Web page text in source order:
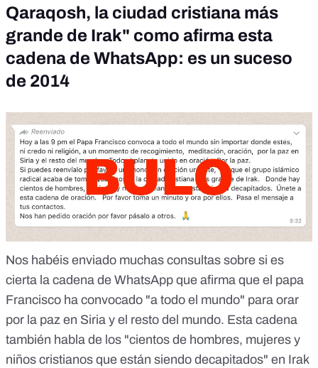
Qaraqosh, la ciudad cristiana más
grande de Irak" como afirma esta
cadena de WhatsApp: es un suceso
de 2014
Nos habéis enviado muchas consultas sobre si es
cierta la cadena de WhatsApp que afirma que el papa
Francisco ha convocado "a todo el mundo" para orar
por la paz en Siria y el resto del mundo. Esta cadena
también habla de los "cientos de hombres, mujeres y
niños cristianos que están siendo decapitados" en Irak